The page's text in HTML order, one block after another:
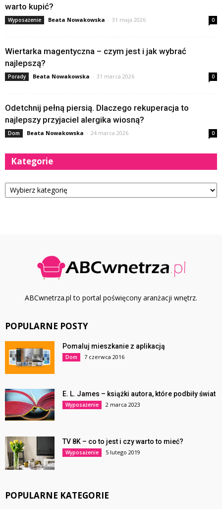
warto kupić?
Wyposażenie Beata Nowakowska - 31 maja 2026 0
Wiertarka magentyczna – czym jest i jak wybrać
najlepszą?
Porady Beata Nowakowska - 31 marca 2026 0
Odetchnij pełną piersią. Dlaczego rekuperacja to
najlepszy przyjaciel alergika wiosną?
Dom Beata Nowakowska - 24 marca 2026 0
Kategorie
Kategorie
ABCwnetrza.pl to portal poświęcony aranżacji wnętrz.
POPULARNE POSTY
Pomaluj mieszkanie z aplikacją
Dom 7 czerwca 2016
E. L. James – książki autora, które podbiły świat
Wyposażenie 2 marca 2023
TV 8K – co to jest i czy warto to mieć?
Wyposażenie 5 lutego 2019
POPULARNE KATEGORIE